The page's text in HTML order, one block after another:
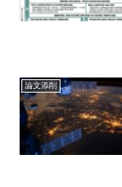
論文添削